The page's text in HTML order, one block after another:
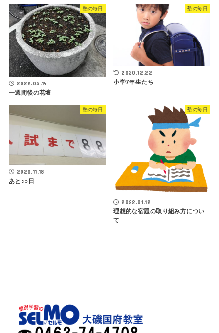
塾の毎日
2022.05.14
一週間後の花壇
塾の毎日
2020.12.22
小学7年生たち
塾の毎日
2020.11.18
あと○○日
塾の毎日
2022.01.12
理想的な宿題の取り組み方につい
て